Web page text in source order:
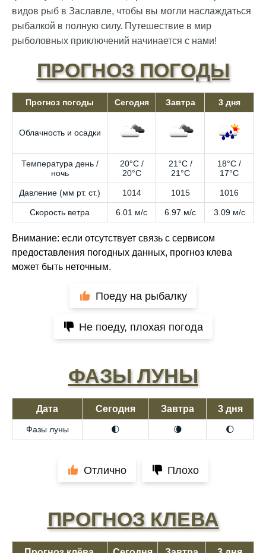
видов рыб в Заславле, чтобы вы могли наслаждаться
рыбалкой в полную силу. Путешествие в мир
рыболовных приключений начинается с нами!
ПРОГНОЗ ПОГОДЫ
Прогноз погоды Сегодня Завтра 3 дня
Облачность и осадки
Температура день /
ночь
20°C /
20°C
21°C /
21°C
18°C /
17°C
Давление (мм рт. ст.) 1014 1015 1016
Скорость ветра 6.01 м/с 6.97 м/с 3.09 м/с
Внимание: если отсутствует связь с сервисом
предоставления погодных данных, прогноз клева
может быть неточным.
Поеду на рыбалку
Не поеду, плохая погода
ФАЗЫ ЛУНЫ
Дата Сегодня Завтра 3 дня
Фазы луны 🌓 🌘 🌔
Отлично Плохо
ПРОГНОЗ КЛЕВА